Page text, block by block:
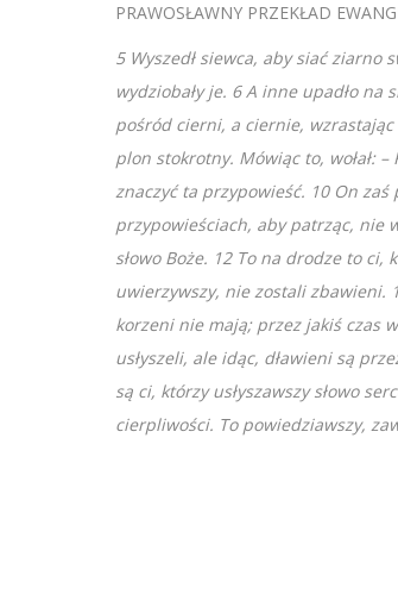
PRAWOSŁAWNY PRZEKŁAD
5 Wyszedł siewca, aby siać ziarno
wydziobały je. 6 A inne upadło na
pośród cierni, a ciernie, wzrastając
plon stokrotny. Mówiąc to, wołał:
znaczyć ta przypowieść. 10 On zaś
przypowieściach, aby patrząc, nie
słowo Boże. 12 To na drodze to ci,
uwierzywszy, nie zostali zbawieni.
korzeni nie mają; przez jakiś czas
usłyszeli, ale idąc, dławieni są
są ci, którzy usłyszawszy słowo
cierpliwości. To powiedziawszy,